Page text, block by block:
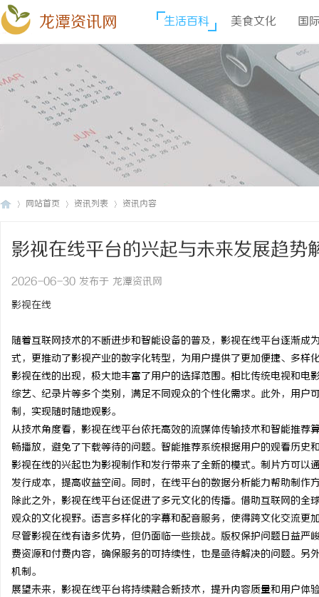
龙潭资讯网 生活百科 美食文化 国
网站首页 资讯列表 资讯内容
影视在线平台的兴起与未来发展趋势
2026-06-30 发布于 龙潭资讯网
影视在线
随着互联网技术的不断进步和智能设备的普及，影视在线平台逐渐
式，更推动了影视产业的数字化转型，为用户提供了更加便捷、多样
影视在线的出现，极大地丰富了用户的选择范围。相比传统电视和
综艺、纪录片等多个类别，满足不同观众的个性化需求。此外，用
制，实现随时随地观影。
从技术角度看，影视在线平台依托高效的流媒体传输技术和智能推
畅播放，避免了下载等待的问题。智能推荐系统根据用户的观看历
影视在线的兴起也为影视制作和发行带来了全新的模式。制片方可
发行成本，提高收益空间。同时，在线平台的数据分析能力帮助制作
除此之外，影视在线平台还促进了多元文化的传播。借助互联网的
观众的文化视野。语言多样化的字幕和配音服务，使得跨文化交流更
尽管影视在线有诸多优势，但仍面临一些挑战。版权保护问题日益
费资源和付费内容，确保服务的可持续性，也是亟待解决的问题。
机制。
展望未来，影视在线平台将持续融合新技术，提升内容质量和用户